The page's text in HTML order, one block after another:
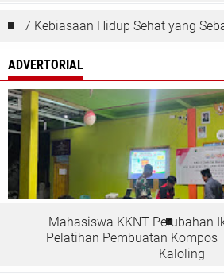
7 Kebiasaan Hidup Sehat yang
ADVERTORIAL
Mahasiswa KKNT Perubahan
Pelatihan Pembuatan Kompos
Kaloling